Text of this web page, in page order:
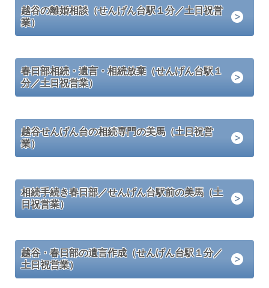
越谷の離婚相談（せんげん台駅１分／土日祝営
業）
春日部相続・遺言・相続放棄（せんげん台駅１
分／土日祝営業）
越谷せんげん台の相続専門の美馬（土日祝営
業）
相続手続き春日部／せんげん台駅前の美馬（土
日祝営業）
越谷・春日部の遺言作成（せんげん台駅１分／
土日祝営業）